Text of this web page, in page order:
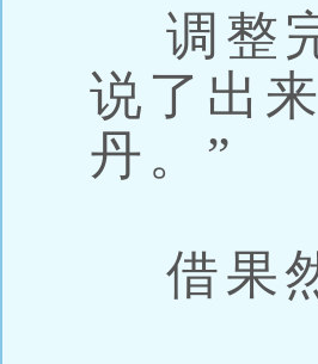
调整
说了出
丹。”
借果